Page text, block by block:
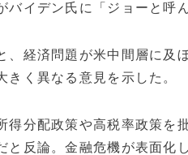
イデン氏に「ジョーと呼
経済問題が米中間層に及
く異なる意見を示した。
分配政策や高税率政策を
と反論。金融危機が表面化